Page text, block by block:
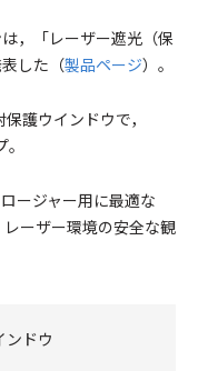
，「レーザー遮光（保
した（製品ページ）。
護ウインドウで，
ージャー用に最適な
ーザー環境の安全な観
ンドウ